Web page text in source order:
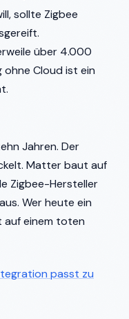
sollte Zigbee
über 4.000
ohne Cloud ist ein
Jahren. Der
Matter baut auf
Zigbee-Hersteller
Wer heute ein
auf einem toten
passt zu